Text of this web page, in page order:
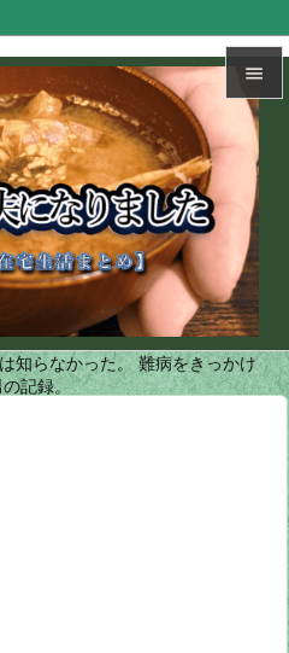


メニュ

サイド

前へ

次へ

検索
知らなかった。 難病をきっかけ
記録。